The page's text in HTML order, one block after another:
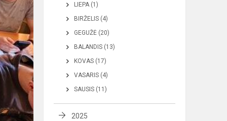
LIEPA (1)
BIRŽELIS (4)
GEGUŽĖ (20)
BALANDIS (13)
KOVAS (17)
VASARIS (4)
SAUSIS (11)
2025